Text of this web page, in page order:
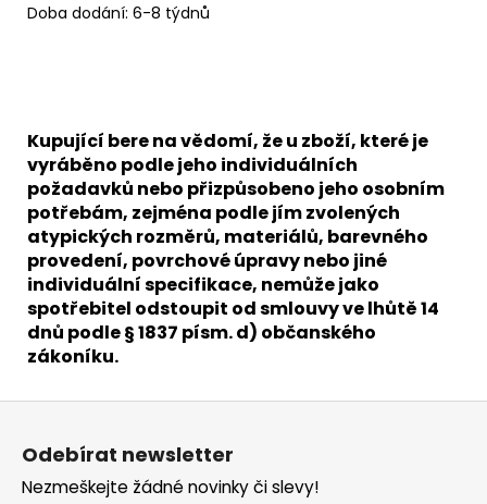
Doba dodání: 6-8 týdnů
Kupující bere na vědomí, že u zboží, které je
vyráběno podle jeho individuálních
požadavků nebo přizpůsobeno jeho osobním
potřebám, zejména podle jím zvolených
atypických rozměrů, materiálů, barevného
provedení, povrchové úpravy nebo jiné
individuální specifikace, nemůže jako
spotřebitel odstoupit od smlouvy ve lhůtě 14
dnů podle § 1837 písm. d) občanského
zákoníku.
Z
Odebírat newsletter
Nezmeškejte žádné novinky či slevy!